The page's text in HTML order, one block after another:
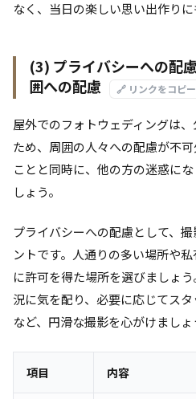
なく、当日の楽しい思い出作りに
(3) プライバシーへの配
囲への配慮
🔗 リンクをコピー
屋外でのフォトウェディングは
ため、周囲の人々への配慮が不
ことと同時に、他の方の迷惑に
しょう。
プライバシーへの配慮として、
ントです。人通りの多い場所や
に許可を得た場所を選びましょ
況に気を配り、必要に応じてス
など、円滑な撮影を心がけましょ
項目 内容